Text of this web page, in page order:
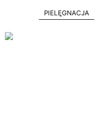
PIELĘGNACJA